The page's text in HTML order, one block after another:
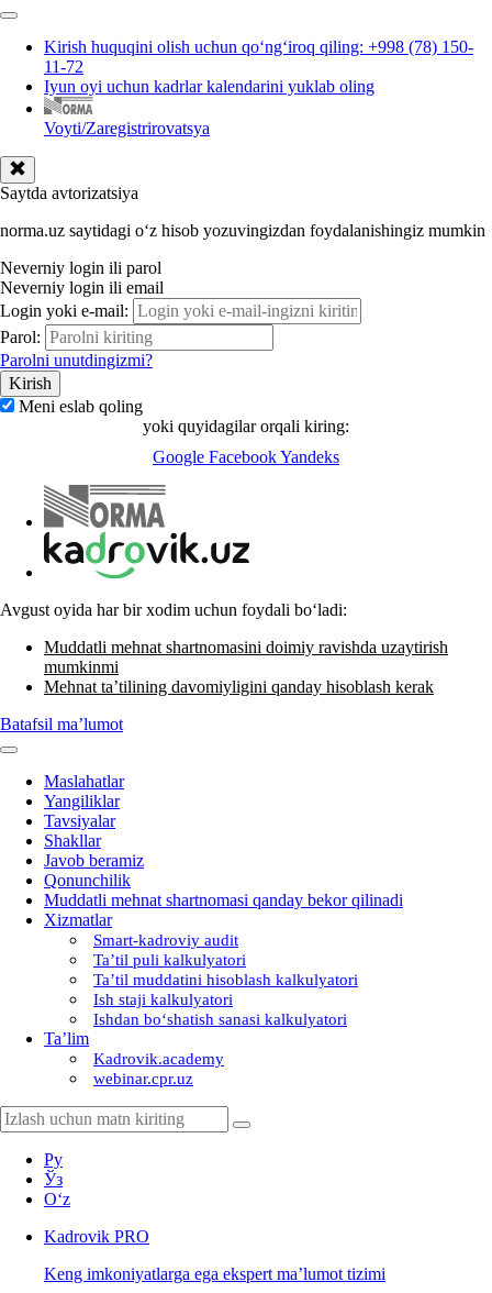
Kirish huquqini olish uchun qoʻngʻiroq qiling: +998 (78) 150-
11-72
Iyun oyi uchun kadrlar kalendarini yuklab oling
Voyti/Zaregistrirovatsya
Saytda avtorizatsiya
norma.uz saytidagi oʻz hisob yozuvingizdan foydalanishingiz mumkin
Neverniy login ili parol
Neverniy login ili email
Login yoki e-mail:
Parol:
Parolni unutdingizmi?
Meni eslab qoling
yoki quyidagilar orqali kiring:
Google FacebookYandeks
Avgust oyida har bir хodim uchun foydali boʻladi:
Muddatli mehnat shartnomasini doimiy ravishda uzaytirish
mumkinmi
Mehnat ta’tilining davomiyligini qanday hisoblash kerak
Batafsil ma’lumot
Maslahatlar
Yangiliklar
Tavsiyalar
Shakllar
Javob beramiz
Qonunchilik
Muddatli mehnat shartnomasi qanday bekor qilinadi
Xizmatlar
Smart-kadroviy audit
Ta’til puli kalkulyatori
Ta’til muddatini hisoblash kalkulyatori
Ish staji kalkulyatori
Ishdan boʻshatish sanasi kalkulyatori
Ta’lim
Kadrovik.academy
webinar.cpr.uz
Ру
Ўз
Oʻz
Kadrovik PRO
Keng imkoniyatlarga ega ekspert ma’lumot tizimi